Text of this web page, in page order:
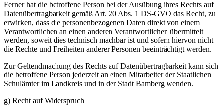
Ferner hat die betroffene Person bei der Ausübung ihres Rechts auf
Datenübertragbarkeit gemäß Art. 20 Abs. 1 DS-GVO das Recht, zu
erwirken, dass die personenbezogenen Daten direkt von einem
Verantwortlichen an einen anderen Verantwortlichen übermittelt
werden, soweit dies technisch machbar ist und sofern hiervon nicht
die Rechte und Freiheiten anderer Personen beeinträchtigt werden.
Zur Geltendmachung des Rechts auf Datenübertragbarkeit kann sich
die betroffene Person jederzeit an einen Mitarbeiter der Staatlichen
Schulämter im Landkreis und in der Stadt Bamberg wenden.
g) Recht auf Widerspruch